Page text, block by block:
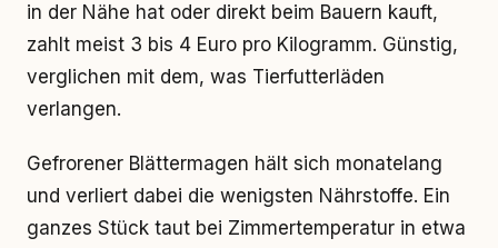
in der Nähe hat oder direkt beim Bauern kauft,
zahlt meist 3 bis 4 Euro pro Kilogramm. Günstig,
verglichen mit dem, was Tierfutterläden
verlangen.
Gefrorener Blättermagen hält sich monatelang
und verliert dabei die wenigsten Nährstoffe. Ein
ganzes Stück taut bei Zimmertemperatur in etwa